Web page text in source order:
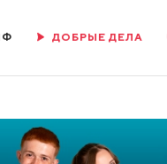
ДОБРЫЕ ДЕЛА